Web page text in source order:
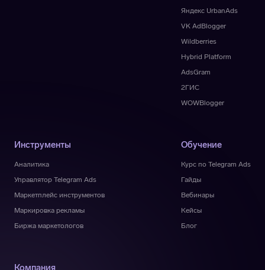
Яндекс UrbanAds
VK AdBlogger
Wildberries
Hybrid Platform
AdsGram
2ГИС
WOWBlogger
Инструменты
Аналитика
Управлятор Telegram Ads
Маркетплейс инструментов
Маркировка рекламы
Биржа маркетологов
Обучение
Курс по Telegram Ads
Гайды
Вебинары
Кейсы
Блог